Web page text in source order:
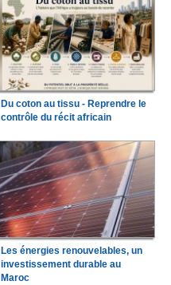
Du coton au tissu - Reprendre le
contrôle du récit africain
Les énergies renouvelables, un
investissement durable au
Maroc